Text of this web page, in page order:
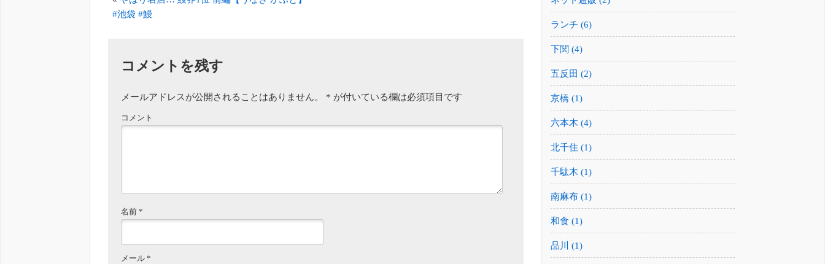
#池袋 #鰻
コメントを残す
メールアドレスが公開されることはありません。 * が付いている欄は必須項目です
コメント
名前 *
メール *
ランチ (6)
下関 (4)
五反田 (2)
京橋 (1)
六本木 (4)
北千住 (1)
千駄木 (1)
南麻布 (1)
和食 (1)
品川 (1)